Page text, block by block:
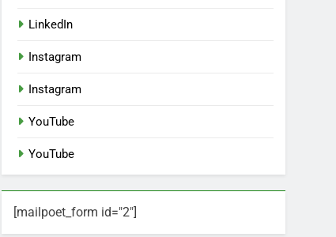
LinkedIn
Instagram
Instagram
YouTube
YouTube
[mailpoet_form id="2"]